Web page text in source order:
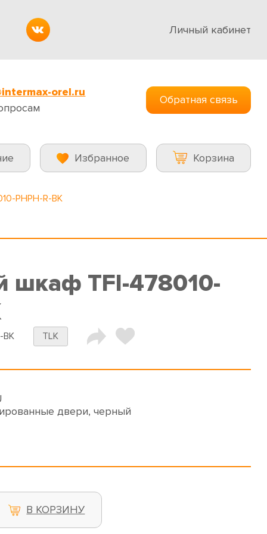
Личный кабинет
orel.ru
Обратная связь
Избранное Корзина
PHPH-R-BK
шкаф TFI-478010-
BK TLK
двери, черный
В КОРЗИНУ